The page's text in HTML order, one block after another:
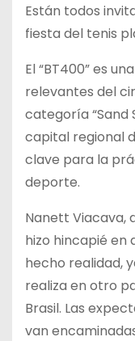
Están todos
fiesta del tenis
El “BT400” es
relevantes del
categoría “Sand
capital regional
clave para la
deporte.
Nanett Viacava,
hizo hincapié en
hecho realidad,
realiza en otro
Brasil. Las
van